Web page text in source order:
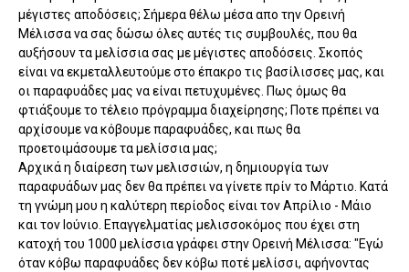
μέγιστες αποδόσεις; Σήμερα θέλω μέσα απο την Ορεινή
Μέλισσα να σας δώσω όλες αυτές τις συμβουλές, που θα
αυξήσουν τα μελίσσια σας με μέγιστες αποδόσεις. Σκοπός
είναι να εκμεταλλευτούμε στο έπακρο τις βασίλισσες μας, και
οι παραφυάδες μας να είναι πετυχυμένες. Πως όμως θα
φτιάξουμε το τέλειο πρόγραμμα διαχείρησης; Ποτε πρέπει να
αρχίσουμε να κόβουμε παραφυάδες, και πως θα
προετοιμάσουμε τα μελίσσια μας;
Αρχικά η διαίρεση των μελισσιών, η δημιουργία των
παραφυάδων μας δεν θα πρέπει να γίνετε πρίν το Μάρτιο. Κατά
τη γνώμη μου η καλύτερη περίοδος είναι τον Απρίλιο - Μάιο
και τον Ιούνιο. Επαγγελματίας μελισσοκόμος που έχει στη
κατοχή του 1000 μελίσσια γράφει στην Ορεινή Μέλισσα: "Εγώ
όταν κόβω παραφυάδες δεν κόβω ποτέ μελίσσι, αφήνοντας